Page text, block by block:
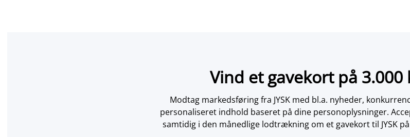
Vind et gavekort på 3.000
Modtag markedsføring fra JYSK med bl.a. nyheder,
personaliseret indhold baseret på dine personoplysninger.
samtidig i den månedlige lodtrækning om et gavekort til JYSK